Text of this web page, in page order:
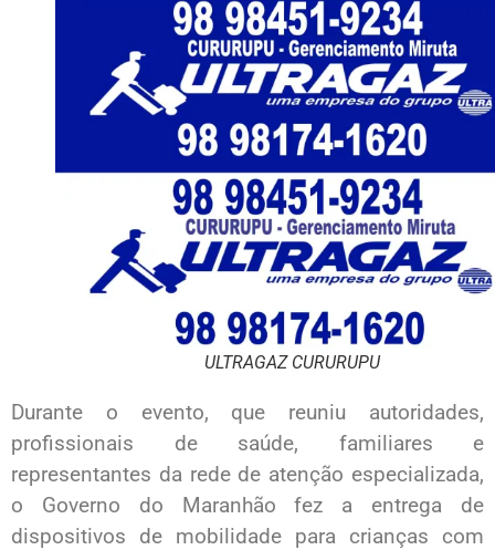
ULTRAGAZ CURURUPU
Durante o evento, que reuniu autoridades,
profissionais de saúde, familiares e
representantes da rede de atenção especializada,
o Governo do Maranhão fez a entrega de
dispositivos de mobilidade para crianças com